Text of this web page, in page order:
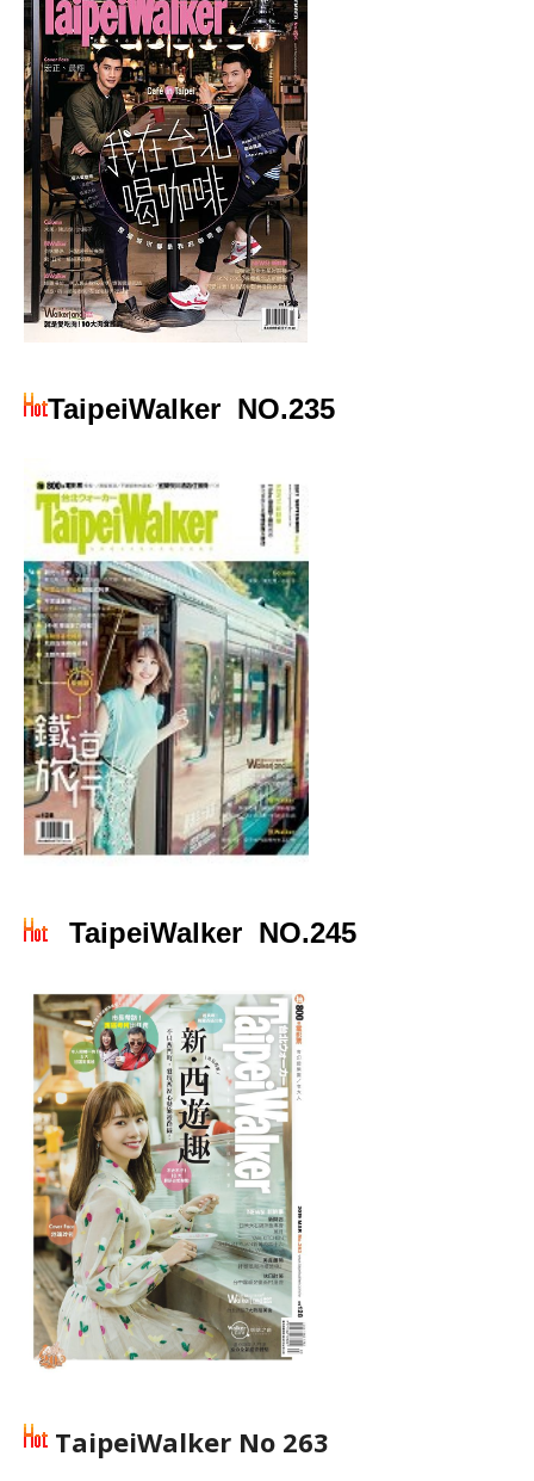
TaipeiWalker NO.235
TaipeiWalker NO.245
TaipeiWalker No 263